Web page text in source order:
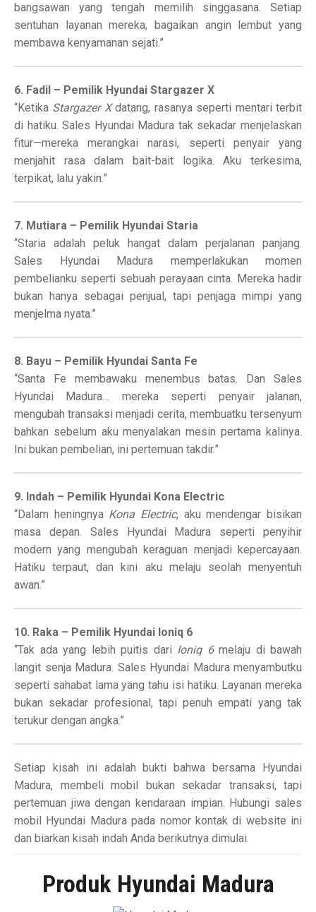
bangsawan yang tengah memilih singgasana. Setiap
sentuhan layanan mereka, bagaikan angin lembut yang
membawa kenyamanan sejati.”
6. Fadil – Pemilik Hyundai Stargazer X
“Ketika Stargazer Xdatang, rasanya seperti mentari terbit
di hatiku. Sales Hyundai Madura tak sekadar menjelaskan
fitur—mereka merangkai narasi, seperti penyair yang
menjahit rasa dalam bait-bait logika. Aku terkesima,
terpikat, lalu yakin.”
7. Mutiara – Pemilik Hyundai Staria
“Staria adalah peluk hangat dalam perjalanan panjang.
Sales Hyundai Madura memperlakukan momen
pembelianku seperti sebuah perayaan cinta. Mereka hadir
bukan hanya sebagai penjual, tapi penjaga mimpi yang
menjelma nyata.”
8. Bayu – Pemilik Hyundai Santa Fe
“Santa Fe membawaku menembus batas. Dan Sales
Hyundai Madura… mereka seperti penyair jalanan,
mengubah transaksi menjadi cerita, membuatku tersenyum
bahkan sebelum aku menyalakan mesin pertama kalinya.
Ini bukan pembelian, ini pertemuan takdir.”
9. Indah – Pemilik Hyundai Kona Electric
“Dalam heningnya Kona Electric, aku mendengar bisikan
masa depan. Sales Hyundai Madura seperti penyihir
modern yang mengubah keraguan menjadi kepercayaan.
Hatiku terpaut, dan kini aku melaju seolah menyentuh
awan.”
10. Raka – Pemilik Hyundai Ioniq 6
“Tak ada yang lebih puitis dari Ioniq 6melaju di bawah
langit senja Madura. Sales Hyundai Madura menyambutku
seperti sahabat lama yang tahu isi hatiku. Layanan mereka
bukan sekadar profesional, tapi penuh empati yang tak
terukur dengan angka.”
Setiap kisah ini adalah bukti bahwa bersama Hyundai
Madura, membeli mobil bukan sekadar transaksi, tapi
pertemuan jiwa dengan kendaraan impian. Hubungi sales
mobil Hyundai Madura pada nomor kontak di website ini
dan biarkan kisah indah Anda berikutnya dimulai.
Produk Hyundai Madura